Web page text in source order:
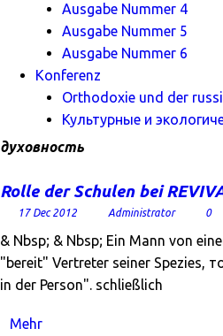
Ausgabe Nummer 4
Ausgabe Nummer 5
Ausgabe Nummer 6
Konferenz
Orthodoxie und der
Культурные и
духовность
Rolle der Schulen bei
17 Dec 2012 Administrator 0
& Nbsp; & Nbsp; Ein Mann von
"bereit" Vertreter seiner Spezies,
in der Person". schließlich
Mehr